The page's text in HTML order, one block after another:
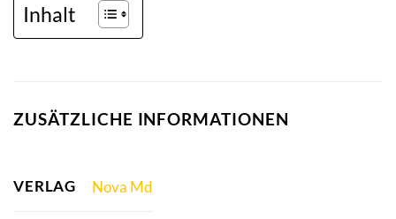
Inhalt
ZUSÄTZLICHE INFORMATIONEN
VERLAG Nova Md